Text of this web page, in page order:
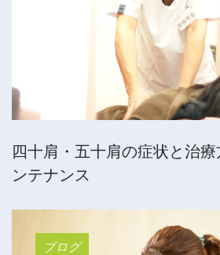
四十肩・五十肩の症状と治
ンテナンス
ブログ